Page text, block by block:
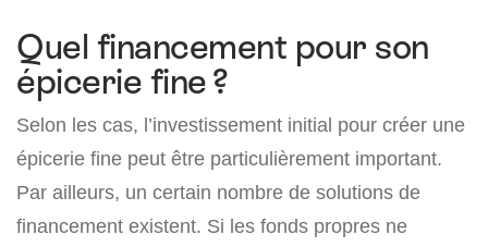
Quel financement pour son
épicerie fine ?
Selon les cas, l’investissement initial pour créer une
épicerie fine peut être particulièrement important.
Par ailleurs, un certain nombre de solutions de
financement existent. Si les fonds propres ne